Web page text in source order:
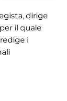
dirige
il quale
i